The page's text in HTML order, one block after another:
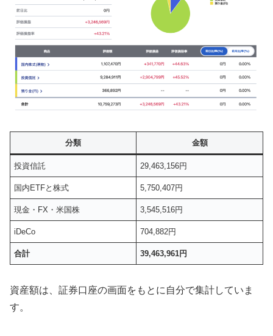
分類 金額
投資信託 29,463,156円
国内ETFと株式 5,750,407円
現金・FX・米国株 3,545,516円
iDeCo 704,882円
合計 39,463,961円
資産額は、証券口座の画面をもとに自分で集計していま
す。